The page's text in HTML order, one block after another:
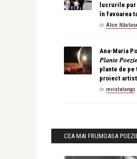
lucrurile pur
în favoarea
de Alice
Ana-Maria
𝑃𝑙𝑎𝑛𝑡𝑒
plante de pe
proiect
de revistatango
CEA MAI FRUMOASA